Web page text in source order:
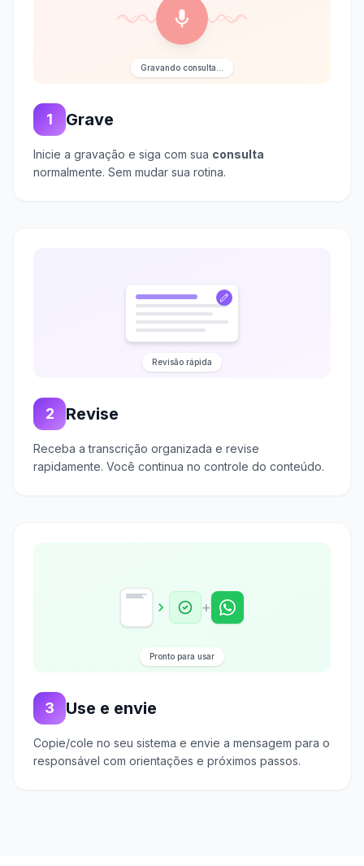
Gravando consulta...
1 Grave
Inicie a gravação e siga com sua consulta
normalmente. Sem mudar sua rotina.
Revisão rápida
2 Revise
Receba a transcrição organizada e revise
rapidamente. Você continua no controle do conteúdo.
+
Pronto para usar
3 Use e envie
Copie/cole no seu sistema e envie a mensagem para o
responsável com orientações e próximos passos.